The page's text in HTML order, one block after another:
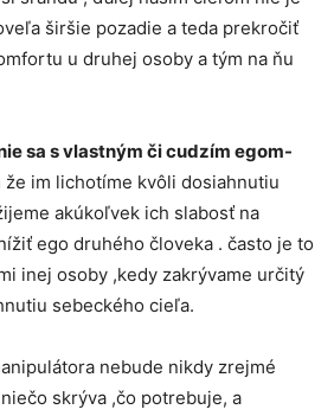
širšie pozadie a teda prekročiť
u druhej osoby a tým na ňu
sa s vlastným či cudzím egom-
im lichotíme kvôli dosiahnutiu
akúkoľvek ich slabosť na
ego druhého človeka . často je to
inej osoby ,kedy zakrývame určitý
sebeckého cieľa.
nebude nikdy zrejmé
skrýva ,čo potrebuje, a